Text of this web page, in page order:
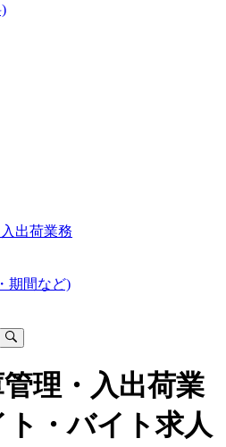
出荷業務
期間など)
理・入出荷業
・バイト求人